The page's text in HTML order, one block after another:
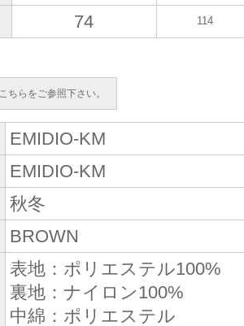
74 114
ちらをご参照下さい。
EMIDIO-KM
EMIDIO-KM
秋冬
BROWN
表地：ポリエステル100%
裏地：ナイロン100%
中綿：ポリエステル